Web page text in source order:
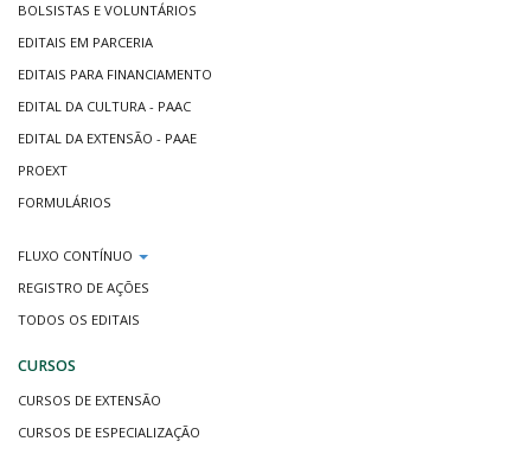
BOLSISTAS E VOLUNTÁRIOS
EDITAIS EM PARCERIA
EDITAIS PARA FINANCIAMENTO
EDITAL DA CULTURA - PAAC
EDITAL DA EXTENSÃO - PAAE
PROEXT
FORMULÁRIOS
FLUXO CONTÍNUO
REGISTRO DE AÇÕES
TODOS OS EDITAIS
CURSOS
CURSOS DE EXTENSÃO
CURSOS DE ESPECIALIZAÇÃO